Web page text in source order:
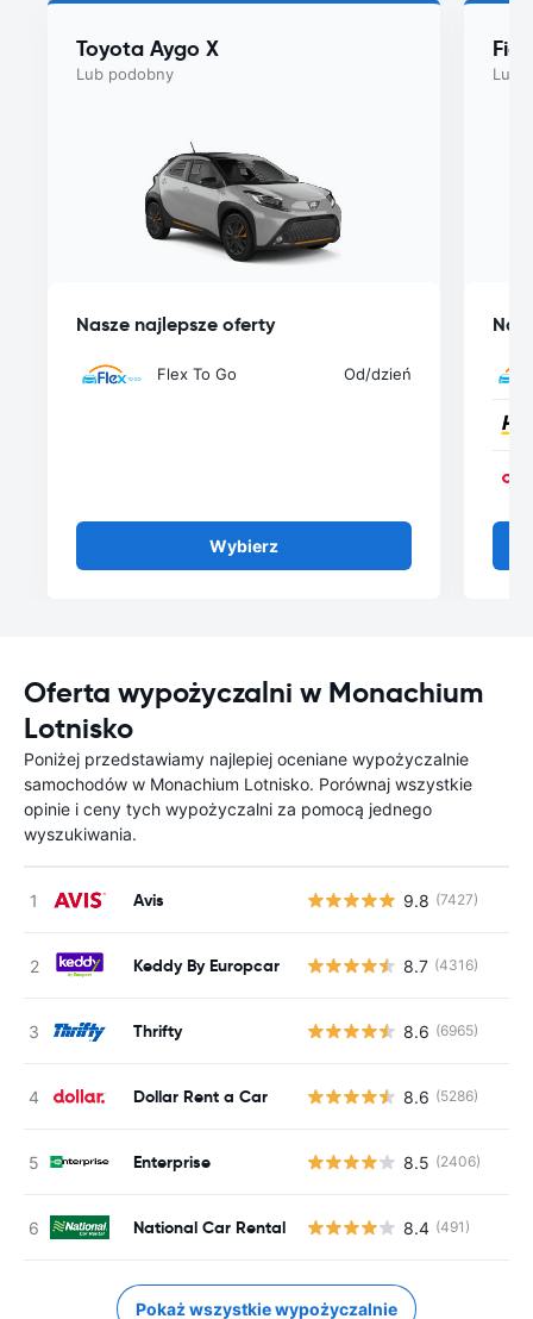
Toyota Aygo X
Lub podobny
Nasze najlepsze oferty
Flex To Go Od/dzień
Wybierz
Lub
Oferta wypożyczalni w Monachium
Lotnisko
Poniżej przedstawiamy najlepiej oceniane wypożyczalnie
samochodów w Monachium Lotnisko. Porównaj wszystkie
opinie i ceny tych wypożyczalni za pomocą jednego
wyszukiwania.
Avis 9.8 (7427)
Keddy By Europcar 8.7 (4316)
Thrifty 8.6 (6965)
Dollar Rent a Car 8.6 (5286)
Enterprise 8.5 (2406)
National Car Rental 8.4 (491)
Pokaż wszystkie wypożyczalnie